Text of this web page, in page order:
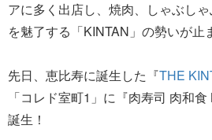
アに多く出店し、焼肉、しゃぶし
を魅了する「KINTAN」の勢いが止
先日、恵比寿に誕生した『THE
「コレド室町1」に『肉寿司 肉和
誕生！